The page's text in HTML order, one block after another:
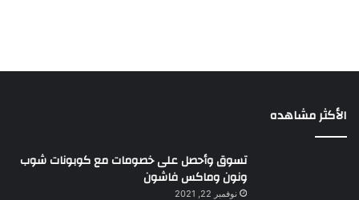
الأكثر مشاهده
تسوق وأحصل على خصومات مع كوبونات شوب
ونون وماكس فاشون
نوفمبر 22, 2021